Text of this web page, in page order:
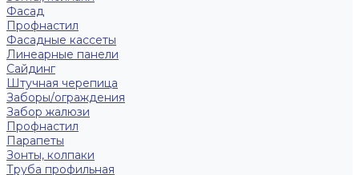
Фасад
Профнастил
Фасадные кассеты
Линеарные панели
Сайдинг
Штучная черепица
Заборы/ограждения
Забор жалюзи
Профнастил
Парапеты
Зонты, колпаки
Труба профильная